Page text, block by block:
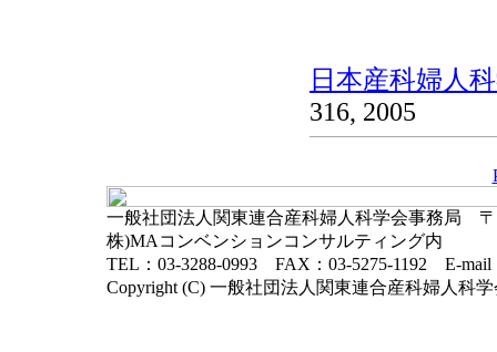
日本産科婦人
316, 2005
一般社団法人関東連合産科婦人科学会事務局 〒
株)MAコンベンションコンサルティング内
TEL：03-3288-0993 FAX：03-5275-1192 E-mail
Copyright (C) 一般社団法人関東連合産科婦人科